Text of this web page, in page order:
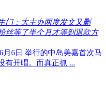
门：大主办两度发文又删
丝等了半个月才等到退款方
月6日 举行的中岛美嘉首次马
有开唱。而真正抓 ...